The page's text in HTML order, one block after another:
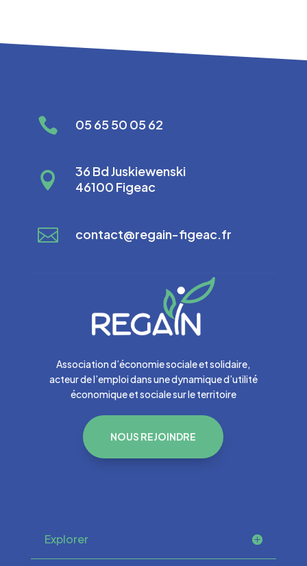
 05 65 50 05 62

36 Bd Juskiewenski
46100 Figeac
 contact@regain-figeac.fr
Association d’économie sociale et solidaire,
acteur de l’emploi dans une dynamique d’utilité
économique et sociale sur le territoire
NOUS REJOINDRE
Explorer